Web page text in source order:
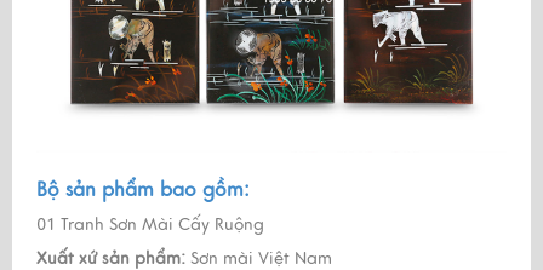
Bộ sản phẩm bao gồm:
01 Tranh Sơn Mài Cấy Ruộng
Xuất xứ sản phẩm: Sơn mài Việt Nam